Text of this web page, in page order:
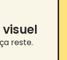
reste.